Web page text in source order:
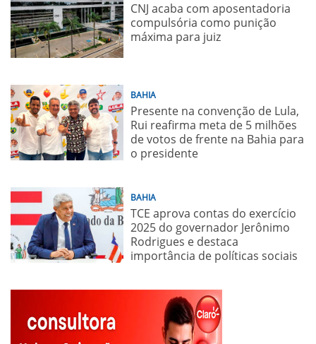
CNJ acaba com aposentadoria
compulsória como punição
máxima para juiz
BAHIA
Presente na convenção de Lula,
Rui reafirma meta de 5 milhões
de votos de frente na Bahia para
o presidente
BAHIA
TCE aprova contas do exercício
2025 do governador Jerônimo
Rodrigues e destaca
importância de políticas sociais